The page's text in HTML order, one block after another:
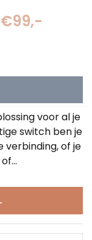
€99,-
voor al je
switch ben je
verbinding, of je